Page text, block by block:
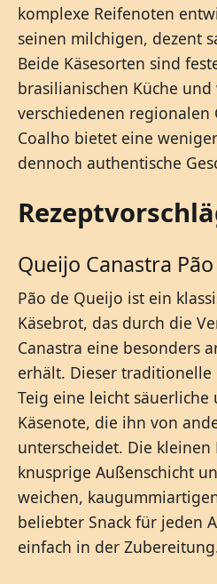
komplexe Reifenoten
seinen milchigen, dezent
Beide Käsesorten sind
brasilianischen Küche
verschiedenen regionalen
Coalho bietet eine
dennoch authentische
Queijo Canastra
Pão de Queijo ist ein
Käsebrot, das durch die
Canastra eine besonders
erhält. Dieser traditionelle
Teig eine leicht säuerliche
Käsenote, die ihn von
unterscheidet. Die kleinen
knusprige Außenschicht
weichen,
beliebter Snack für jeden
einfach in der